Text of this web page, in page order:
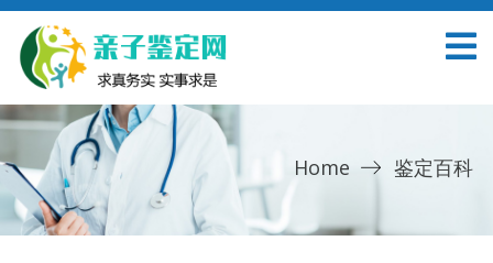
Home 鉴定百科